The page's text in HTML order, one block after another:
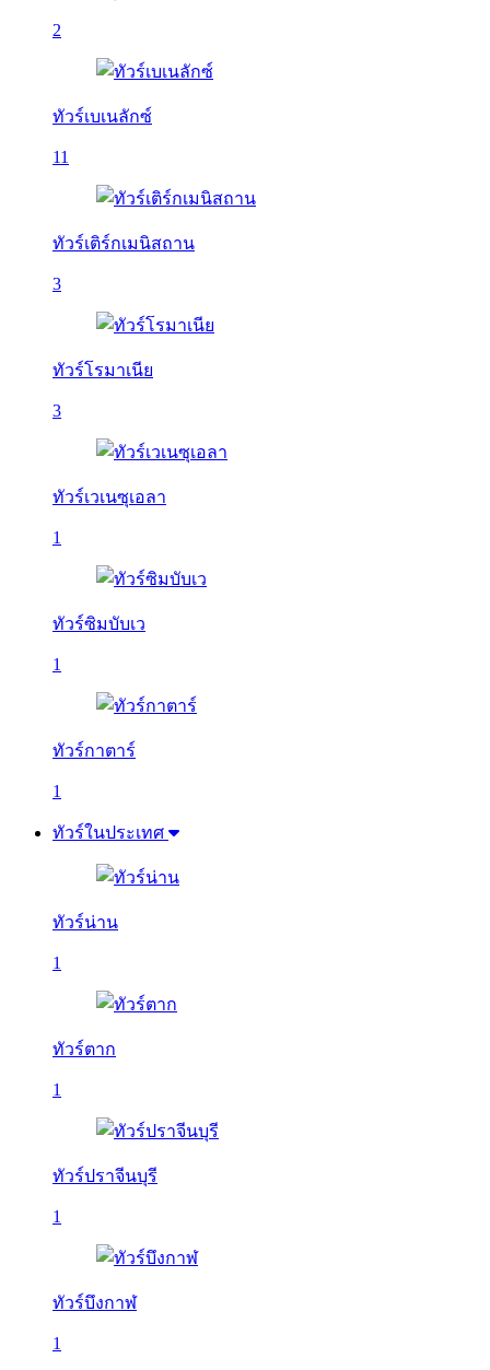
2
ทัวร์เบเนลักซ์
11
ทัวร์เติร์กเมนิสถาน
3
ทัวร์โรมาเนีย
3
ทัวร์เวเนซุเอลา
1
ทัวร์ซิมบับเว
1
ทัวร์กาตาร์
1
ทัวร์ในประเทศ
ทัวร์น่าน
1
ทัวร์ตาก
1
ทัวร์ปราจีนบุรี
1
ทัวร์บึงกาฬ
1